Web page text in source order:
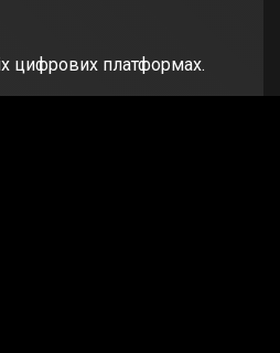
цифрових платформах.